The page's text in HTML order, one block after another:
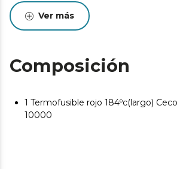
Ver más
Composición
1 Termofusible rojo 184ºc(largo)
10000